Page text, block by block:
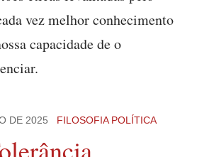
vez melhor conhecimento
capacidade de o
DE 2025 FILOSOFIA POLÍTICA